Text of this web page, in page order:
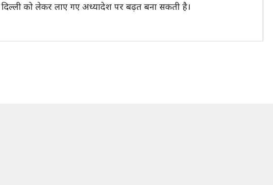
को लेकर लाए गए अध्यादेश पर बढ़त बना सकती है।